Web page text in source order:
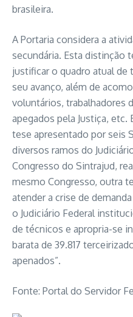
brasileira.
A Portaria considera a
secundária. Esta distinção
justificar o quadro atual de
seu avanço, além de
voluntários, trabalhadores
apegados pela Justiça, etc.
tese apresentado por seis
diversos ramos do
Congresso do Sintrajud,
mesmo Congresso, outra
atender a crise de
o Judiciário Federal
de técnicos e apropria-se
barata de 39.817
apenados”.
Fonte: Portal do Servidor